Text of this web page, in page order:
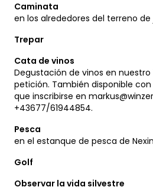
Caminata
en los alrededores del terreno de
Trepar
Cata de vinos
Degustación de vinos en
petición. También disponible
que inscribirse en
+43677/61944854.
Pesca
en el estanque de pesca de
Golf
Observar la vida silvestre